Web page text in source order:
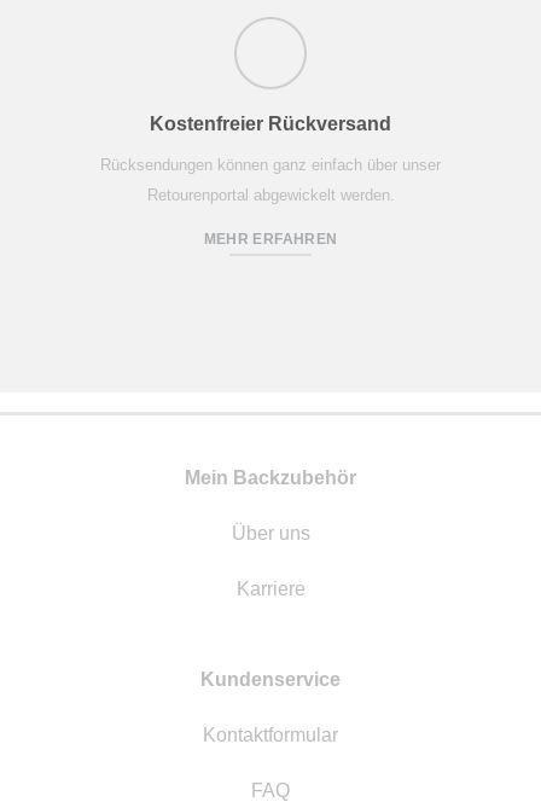
Kostenfreier Rückversand
Rücksendungen können ganz einfach über unser
Retourenportal abgewickelt werden.
MEHR ERFAHREN
Mein Backzubehör
Über uns
Karriere
Kundenservice
Kontaktformular
FAQ